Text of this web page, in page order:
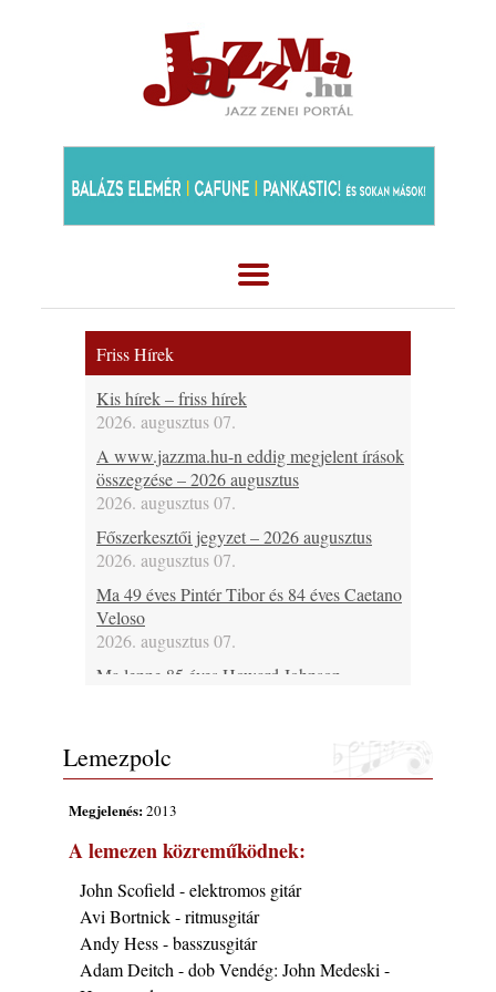
Friss Hírek
Kis hírek – friss hírek
2026. augusztus 07.
A www.jazzma.hu-n eddig megjelent írások
összegzése – 2026 augusztus
2026. augusztus 07.
Főszerkesztői jegyzet – 2026 augusztus
2026. augusztus 07.
Ma 49 éves Pintér Tibor és 84 éves Caetano
Veloso
2026. augusztus 07.
Ma lenne 85 éves Howard Johnson
2026. augusztus 07.
„Sweet Sphere”
2026. augusztus 07.
Ezen a napon – augusztus 7. (2026)
2026. augusztus 07.
Jazz-rock albumok 1984-ből - John Scofield
Lemezpolc
Megjelenés:2013
A lemezen közreműködnek:
John Scofield - elektromos gitár
Avi Bortnick - ritmusgitár
Andy Hess - basszusgitár
Adam Deitch - dob Vendég: John Medeski -